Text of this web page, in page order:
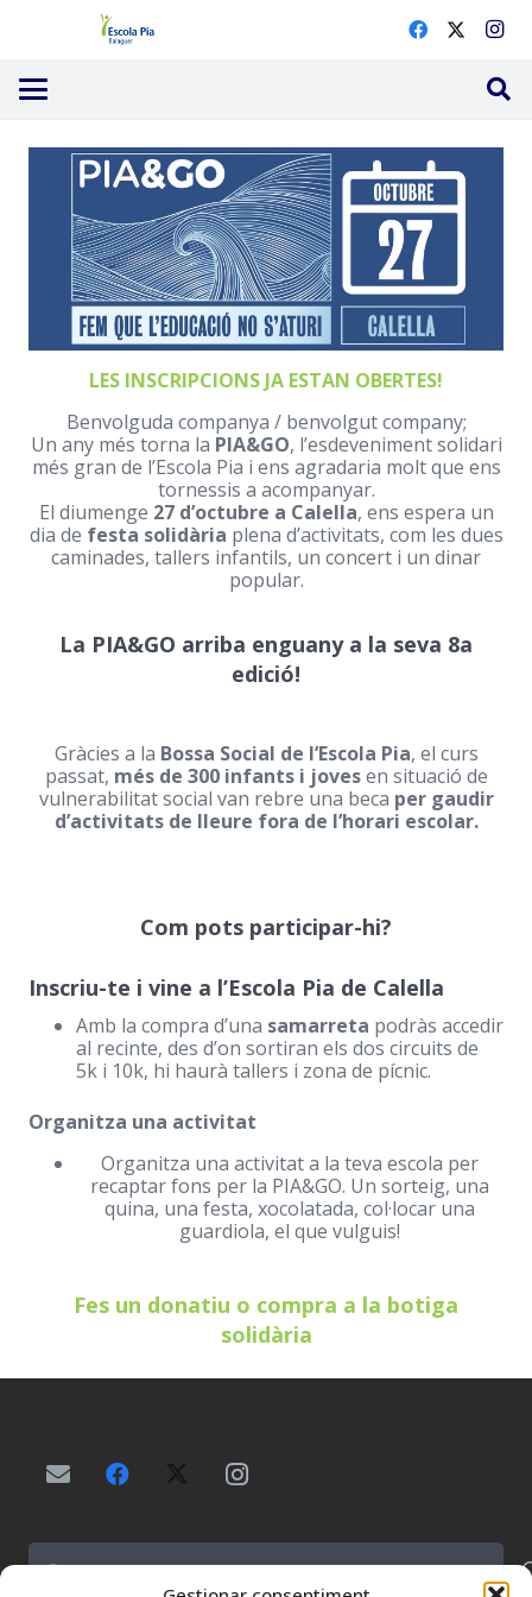
LES INSCRIPCIONS JA ESTAN OBERTES!
Benvolguda companya / benvolgut company;
Un any més torna la PIA&GO, l’esdeveniment solidari
més gran de l’Escola Pia i ens agradaria molt que ens
tornessis a acompanyar.
El diumenge 27 d’octubre a Calella, ens espera un
dia de festa solidària plena d’activitats, com les dues
caminades, tallers infantils, un concert i un dinar
popular.
La PIA&GO arriba enguany a la seva 8a
edició!
Gràcies a la Bossa Social de l’Escola Pia, el curs
passat, més de 300 infants i jovesen situació de
vulnerabilitat social van rebre una beca per gaudir
d’activitats de lleure fora de l’horari escolar.
Com pots participar-hi?
Inscriu-te i vine a l’Escola Pia de Calella
Amb la compra d’una samarreta podràs accedir
al recinte, des d’on sortiran els dos circuits de
5k i 10k, hi haurà tallers i zona de pícnic.
Organitza una activitat
Organitza una activitat a la teva escola per
recaptar fons per la PIA&GO. Un sorteig, una
quina, una festa, xocolatada, col·locar una
guardiola, el que vulguis!
Fes un donatiu o compra a la botiga
solidària
Buscar: